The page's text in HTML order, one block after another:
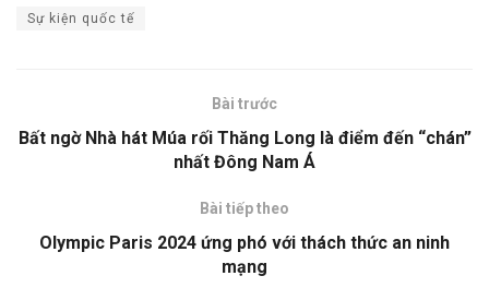
Sự kiện quốc tế
Bài trước
Bất ngờ Nhà hát Múa rối Thăng Long là điểm đến “chán”
nhất Đông Nam Á
Bài tiếp theo
Olympic Paris 2024 ứng phó với thách thức an ninh
mạng